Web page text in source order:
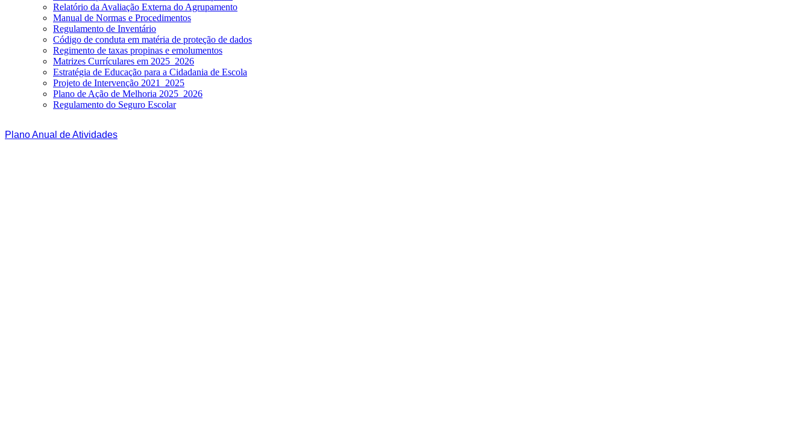
Relatório da Avaliação Externa do Agrupamento
Manual de Normas e Procedimentos
Regulamento de Inventário
Código de conduta em matéria de proteção de dados
Regimento de taxas propinas e emolumentos
Matrizes Currículares em 2025_2026
Estratégia de Educação para a Cidadania de Escola
Projeto de Intervenção 2021_2025
Plano de Ação de Melhoria 2025_2026
Regulamento do Seguro Escolar
Plano Anual de Atividades